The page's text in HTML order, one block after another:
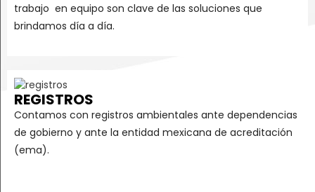
trabajo en equipo son clave de las soluciones que
brindamos día a día.
REGISTROS
Contamos con registros ambientales ante dependencias
de gobierno y ante la entidad mexicana de acreditación
(ema).